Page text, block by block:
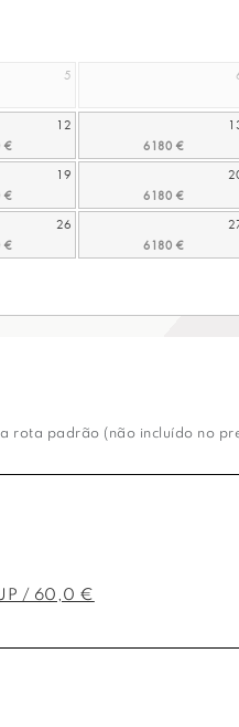
5
12
19
26
rota padrão (não incluído no
/ 60,0 €